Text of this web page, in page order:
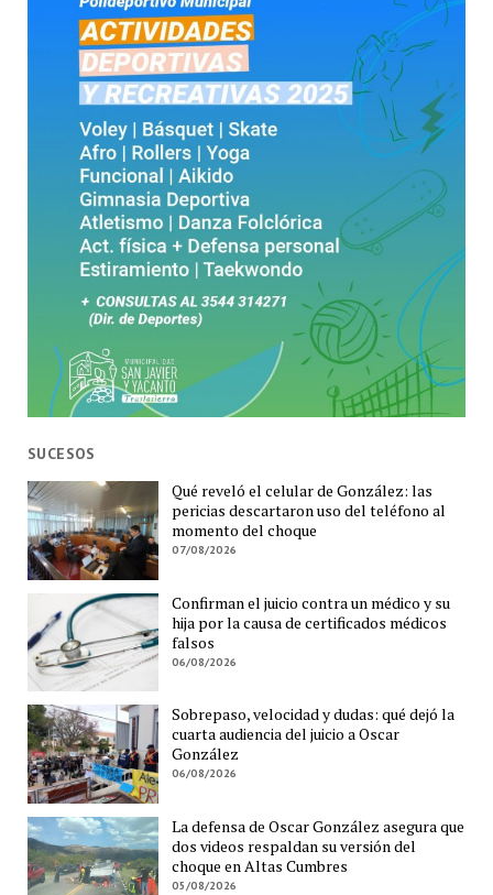
SUCESOS
Qué reveló el celular de González: las
pericias descartaron uso del teléfono al
momento del choque
07/08/2026
Confirman el juicio contra un médico y su
hija por la causa de certificados médicos
falsos
06/08/2026
Sobrepaso, velocidad y dudas: qué dejó la
cuarta audiencia del juicio a Oscar
González
06/08/2026
La defensa de Oscar González asegura que
dos videos respaldan su versión del
choque en Altas Cumbres
05/08/2026